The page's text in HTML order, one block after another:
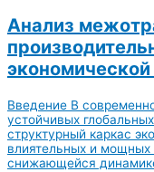
Анализ
Введение В
устойчивых
структурный каркас
влиятельных и мощных
снижающейся